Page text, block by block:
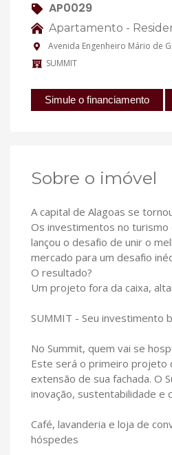
AP0029
Apartamento -
Avenida Engenheiro Mário de
SUMMIT
Simule o financiamento
Sobre o imóvel
A capital de Alagoas se
Os investimentos no turismo
lançou o desafio de unir o
mercado para um desafio
O resultado?
Um projeto fora da caixa,
SUMMIT - Seu investimento
No Summit, quem vai se
Este será o primeiro projeto
extensão de sua fachada. O
inovação, sustentabilidade e
Café, lavanderia e loja de
hóspedes